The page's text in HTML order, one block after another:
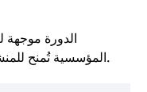
الدورة موجهة
المؤسسية تُمنح للمنشآت بعد تطبيق النظام واجتياز التدقيق.